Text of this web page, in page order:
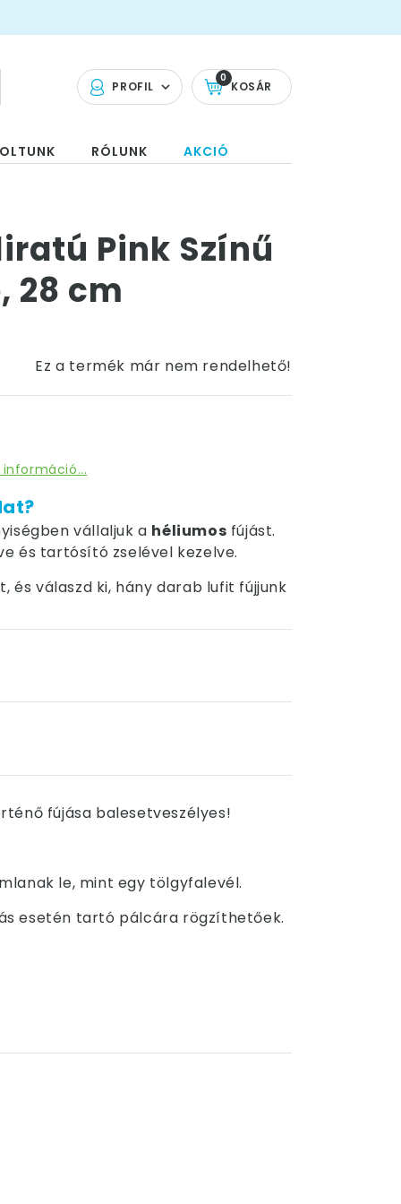
PROFIL KOSÁR
0
RÓLUNK AKCIÓ
Pink Színű
28 cm
Ez a termék már nem rendelhető!
vállaljuk a héliumos fújást.
és tartósító zselével kezelve.
és válaszd ki, hány darab lufit fújjunk
fújása balesetveszélyes!
le, mint egy tölgyfalevél.
esetén tartó pálcára rögzíthetőek.